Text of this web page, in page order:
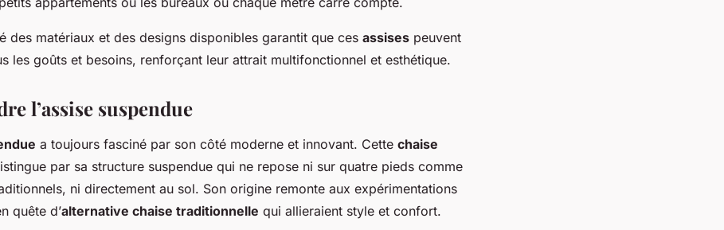
des matériaux et des designs disponibles garantit que ces assises peuvent
les goûts et besoins, renforçant leur attrait multifonctionnel et esthétique.
l’assise suspendue
a toujours fasciné par son côté moderne et innovant. Cette chaise
par sa structure suspendue qui ne repose ni sur quatre pieds comme
ni directement au sol. Son origine remonte aux expérimentations
quête d’alternative chaise traditionnelle qui allieraient style et confort.